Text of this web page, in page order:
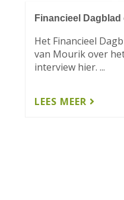
Financieel
Het Financieel
van Mourik over
interview hier. ...
LEES MEER